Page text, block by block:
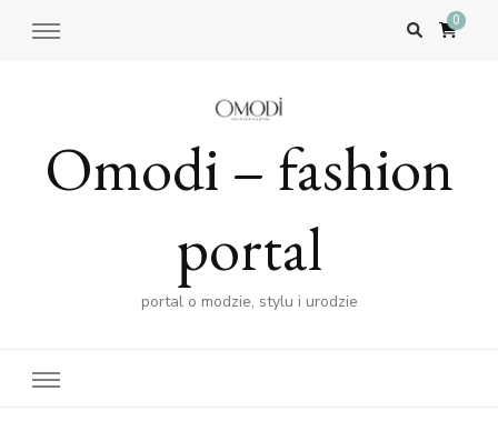
0
Omodi – fashion
portal
portal o modzie, stylu i urodzie